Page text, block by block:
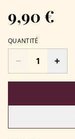
9,90 €
QUANTITÉ